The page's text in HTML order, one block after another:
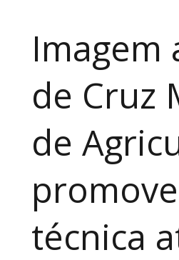
Imagem
de Cruz
de
técnica